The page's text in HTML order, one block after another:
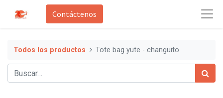
Contáctenos
Todos los productos Tote bag yute - changuito